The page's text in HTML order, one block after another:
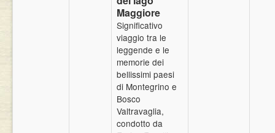
Maggiore
Significativo
viaggio tra le
leggende e le
memorie dei
bellissimi paesi
di Montegrino e
Bosco
Valtravaglia,
condotto da